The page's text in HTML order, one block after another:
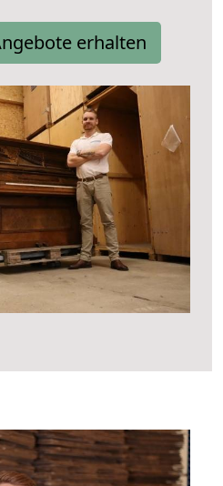
erhalten